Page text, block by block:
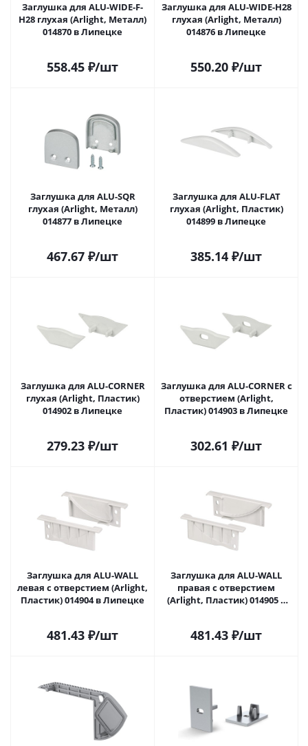
Заглушка для ALU-WIDE-F-
H28 глухая (Arlight, Металл)
014870 в Липецке
558.45 ₽/шт
Заглушка для ALU-WIDE-H28
глухая (Arlight, Металл)
014876 в Липецке
550.20 ₽/шт
Заглушка для ALU-SQR
глухая (Arlight, Металл)
014877 в Липецке
467.67 ₽/шт
Заглушка для ALU-FLAT
глухая (Arlight, Пластик)
014899 в Липецке
385.14 ₽/шт
Заглушка для ALU-CORNER
глухая (Arlight, Пластик)
014902 в Липецке
279.23 ₽/шт
Заглушка для ALU-CORNER с
отверстием (Arlight,
Пластик) 014903 в Липецке
302.61 ₽/шт
Заглушка для ALU-WALL
левая с отверстием (Arlight,
Пластик) 014904 в Липецке
481.43 ₽/шт
Заглушка для ALU-WALL
правая с отверстием
(Arlight, Пластик) 014905 в
481.43 ₽/шт